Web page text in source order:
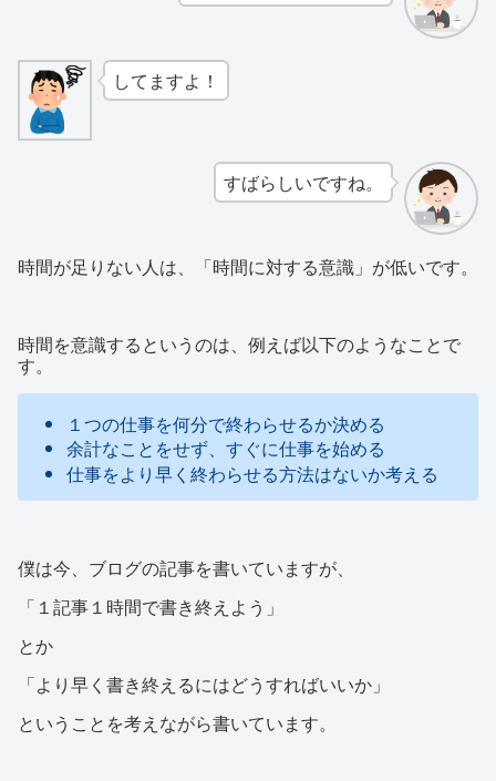
してますよ！
すばらしいですね。
時間が足りない人は、「時間に対する意識」が低いです。
時間を意識するというのは、例えば以下のようなことで
す。
１つの仕事を何分で終わらせるか決める
余計なことをせず、すぐに仕事を始める
仕事をより早く終わらせる方法はないか考える
僕は今、ブログの記事を書いていますが、
「１記事１時間で書き終えよう」
とか
「より早く書き終えるにはどうすればいいか」
ということを考えながら書いています。